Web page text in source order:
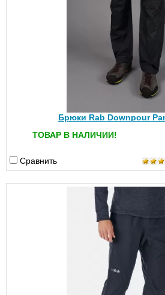
Брюки Rab Downpour
ТОВАР В НАЛИЧИИ!
Сравнить